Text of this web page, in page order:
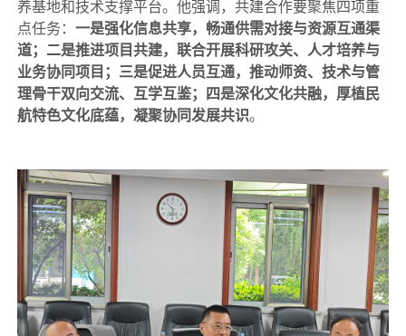
养基地和技术支撑平台。他强调，共建合作要聚焦四项重
点任务： 一是强化信息共享，畅通供需对接与资源互通渠
道；二是推进项目共建，联合开展科研攻关、人才培养与
业务协同项目；三是促进人员互通，推动师资、技术与管
理骨干双向交流、互学互鉴；四是深化文化共融，厚植民
航特色文化底蕴，凝聚协同发展共识。